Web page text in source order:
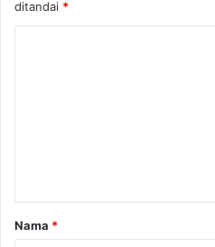
ditandai *
a
r
Nama *